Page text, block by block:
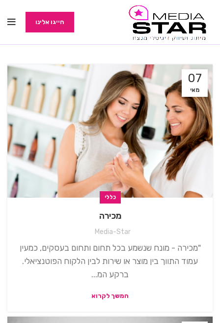
חייגו אלינו
07
מאי
כללי
מכירה
Media-Star
"מכירה - מונח שנשמע בכל תחום ותחום בעסקים, כמעין
עמוד התווך בין מוצר או שירות לבין הלקוח הפוטנציאלי.
ברקע המ...
המשך לקרוא